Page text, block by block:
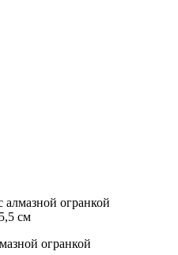
алмазной огранкой
см